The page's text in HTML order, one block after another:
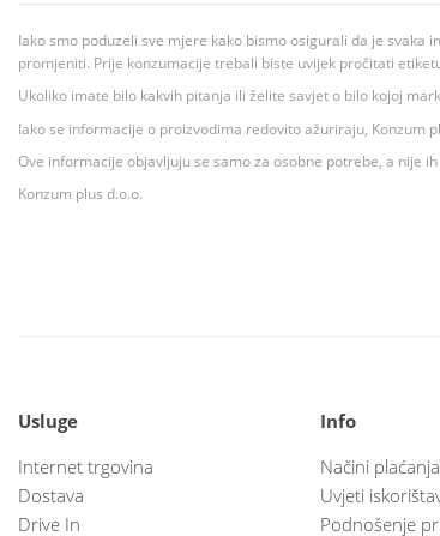
Iako smo poduzeli sve mjere kako bismo osigurali da je
promjeniti. Prije konzumacije trebali biste uvijek pročitati
Ukoliko imate bilo kakvih pitanja ili želite savjet o bilo kojoj
Iako se informacije o proizvodima redovito ažuriraju, Konzum
Ove informacije objavljuju se samo za osobne potrebe, a nije
Konzum plus d.o.o.
Usluge
Internet trgovina
Dostava
Drive In
Info
Načini plaćanja
Uvjeti
Podnošenje